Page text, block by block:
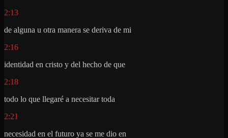
2:13
de alguna u otra manera se deriva de mi
2:16
identidad en cristo y del hecho de que
2:18
todo lo que llegaré a necesitar toda
2:21
necesidad en el futuro ya se me dio en